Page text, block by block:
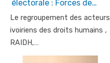
électorale : Forces de…
Le regroupement des acteurs
ivoiriens des droits humains ,
RAIDH,…